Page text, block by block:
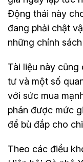
Động thái này
đang phải chật
những chính
Tài liệu này
tư và một số
với sức mua
phán được mức
để bù đắp cho
Theo các điều